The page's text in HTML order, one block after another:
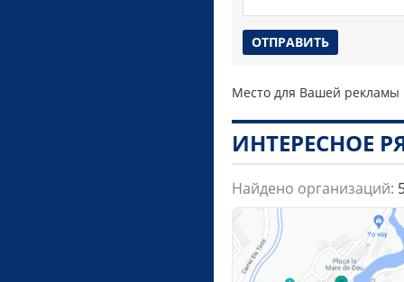
Место для Вашей рекламы
ИНТЕРЕСНОЕ
Найдено организаций: